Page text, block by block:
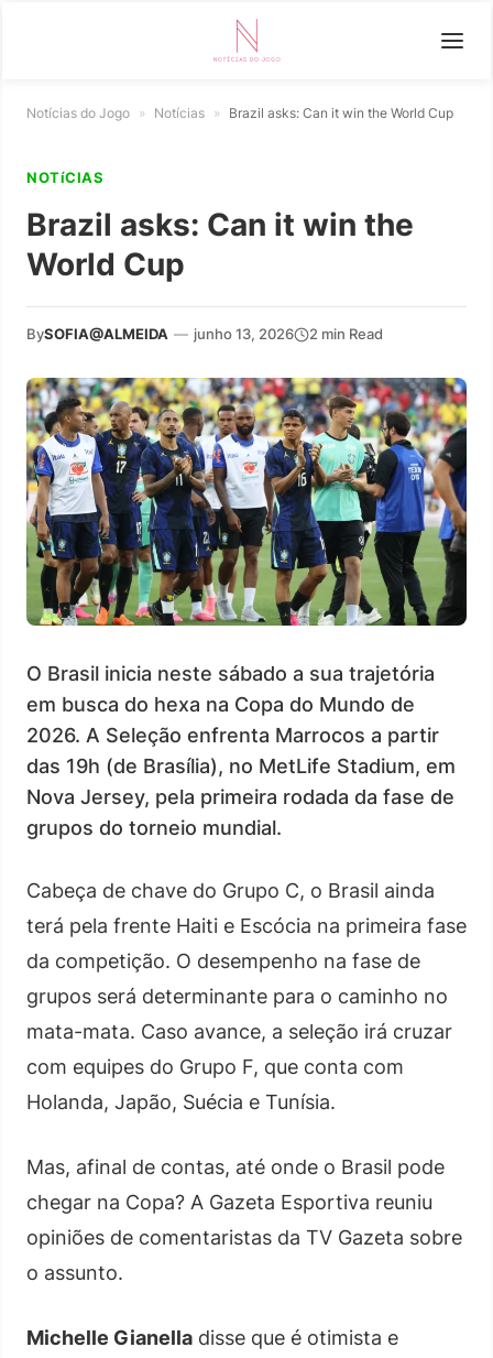
Notícias do Jogo » Notícias » Brazil asks: Can it win the World Cup
NOTíCIAS
Brazil asks: Can it win the
World Cup
BySOFIA@ALMEIDA — junho 13, 2026 2 min Read
O Brasil inicia neste sábado a sua trajetória
em busca do hexa na Copa do Mundo de
2026. A Seleção enfrenta Marrocos a partir
das 19h (de Brasília), no MetLife Stadium, em
Nova Jersey, pela primeira rodada da fase de
grupos do torneio mundial.
Cabeça de chave do Grupo C, o Brasil ainda
terá pela frente Haiti e Escócia na primeira fase
da competição. O desempenho na fase de
grupos será determinante para o caminho no
mata-mata. Caso avance, a seleção irá cruzar
com equipes do Grupo F, que conta com
Holanda, Japão, Suécia e Tunísia.
Mas, afinal de contas, até onde o Brasil pode
chegar na Copa? A Gazeta Esportiva reuniu
opiniões de comentaristas da TV Gazeta sobre
o assunto.
Michelle Gianella disse que é otimista e